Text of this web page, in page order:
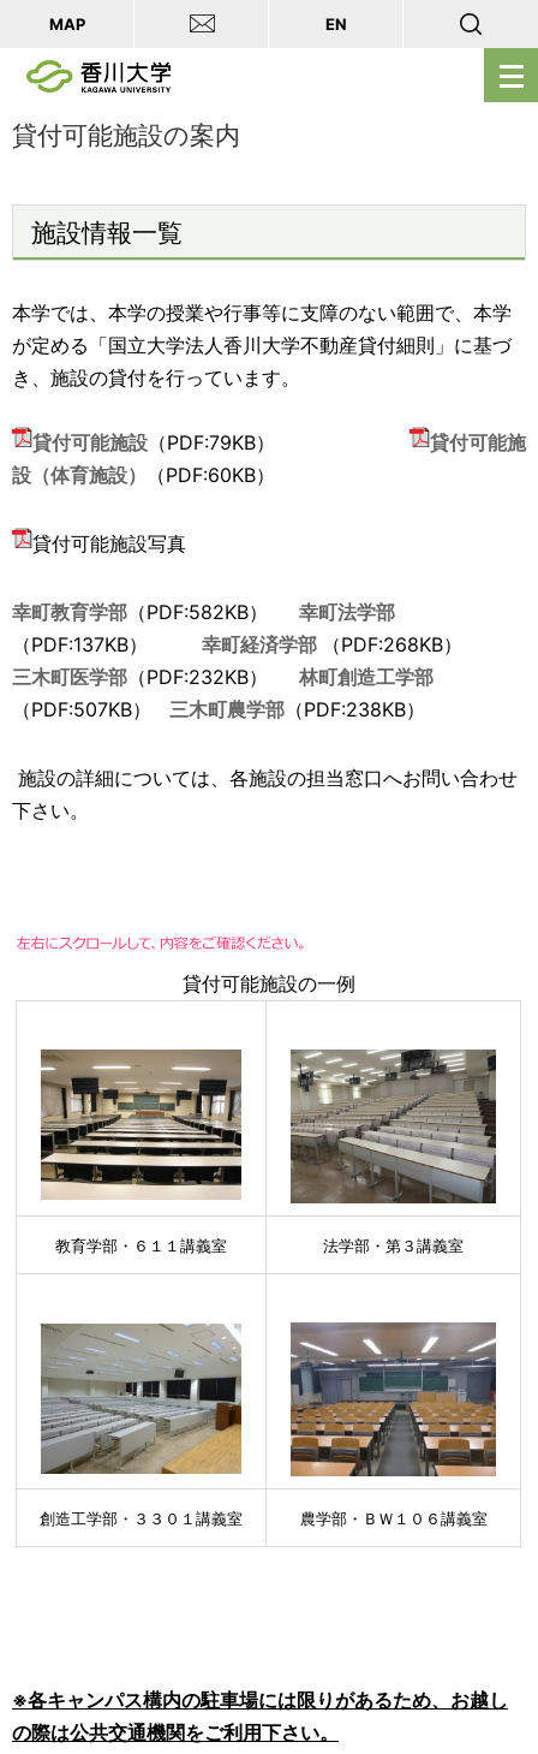
メ
ニ
く
MAP EN
貸付可能施設の案内
施設情報一覧
本学では、本学の授業や行事等に支障のない範囲で、本学
が定める「国立大学法人香川大学不動産貸付細則」に基づ
き、施設の貸付を行っています。
貸付可能施設 （PDF:79KB）
貸付可能施
設（体育施設）
（PDF:60KB）
貸付可能施設写真
幸町教育学部 （PDF:582KB） 幸町法学部
（PDF:137KB） 幸町経済学部
（PDF:268KB）
三木町医学部 （PDF:232KB） 林町創造工学部
（PDF:507KB） 三木町農学部 （PDF:238KB）
施設の詳細については、各施設の担当窓口へお問い合わせ
下さい。
貸付可能施設の一例
教育学部・６１１講義室 法学部・第３講義室
創造工学部・３３０１講義室 農学部・ＢＷ１０６講義室
※各キャンパス構内の駐車場には限りがあるため、お越し
の際は公共交通機関をご利用下さい。